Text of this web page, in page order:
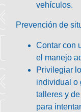
vehículos.
Prevención de
Contar con
el manejo
Privilegiar
individual o
talleres y
para